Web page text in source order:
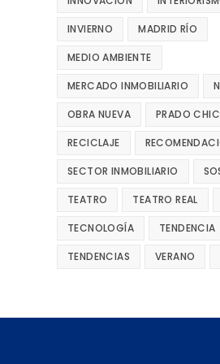
INVIERNO MADRID RÍO
MEDIO AMBIENTE
MERCADO INMOBILIARIO
OBRA NUEVA PRADO
RECICLAJE
SECTOR INMOBILIARIO
TEATRO TEATRO REAL
TECNOLOGÍA TENDENCIA
TENDENCIAS VERANO